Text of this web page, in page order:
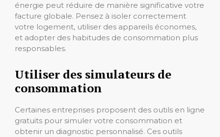
énergie peut réduire de manière significative votre
facture globale. Pensez à isoler correctement
votre logement, utiliser des appareils économes,
et adopter des habitudes de consommation plus
responsables.
Utiliser des simulateurs de
consommation
Certaines entreprises proposent des outils en ligne
gratuits pour simuler votre consommation et
obtenir un diagnostic personnalisé. Ces outils